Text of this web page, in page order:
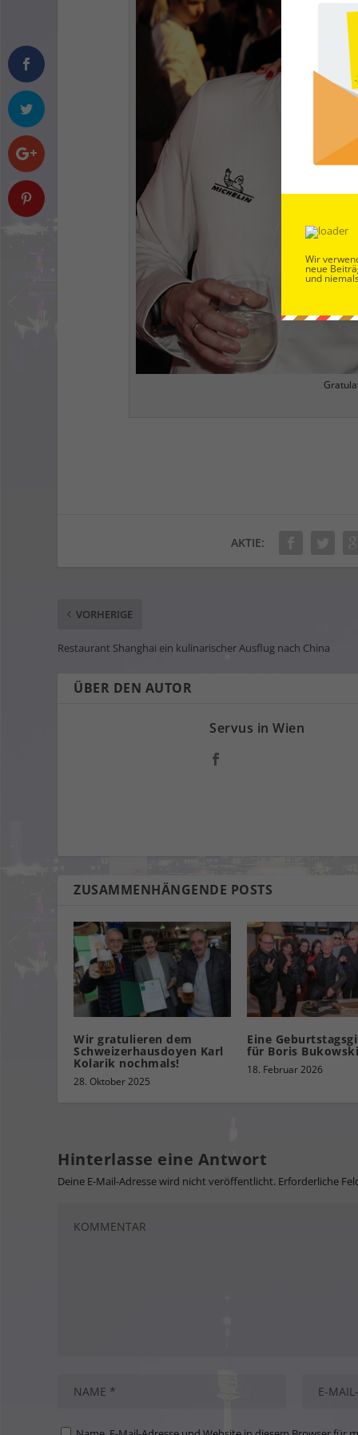
AKTIE:
VORHERIGE
Restaurant Shanghai ein kulinarischer Ausflug nach China
ÜBER DEN AUTOR
Servus in Wien
ZUSAMMENHÄNGENDE POSTS
Wir gratulieren dem
Schweizerhausdoyen Karl
Kolarik nochmals!
28. Oktober 2025
Eine
für Boris Bukowski
18. Februar 2026
Hinterlasse eine Antwort
Deine E-Mail-Adresse wird nicht veröffentlicht. Erforderliche
Wir
neue
und